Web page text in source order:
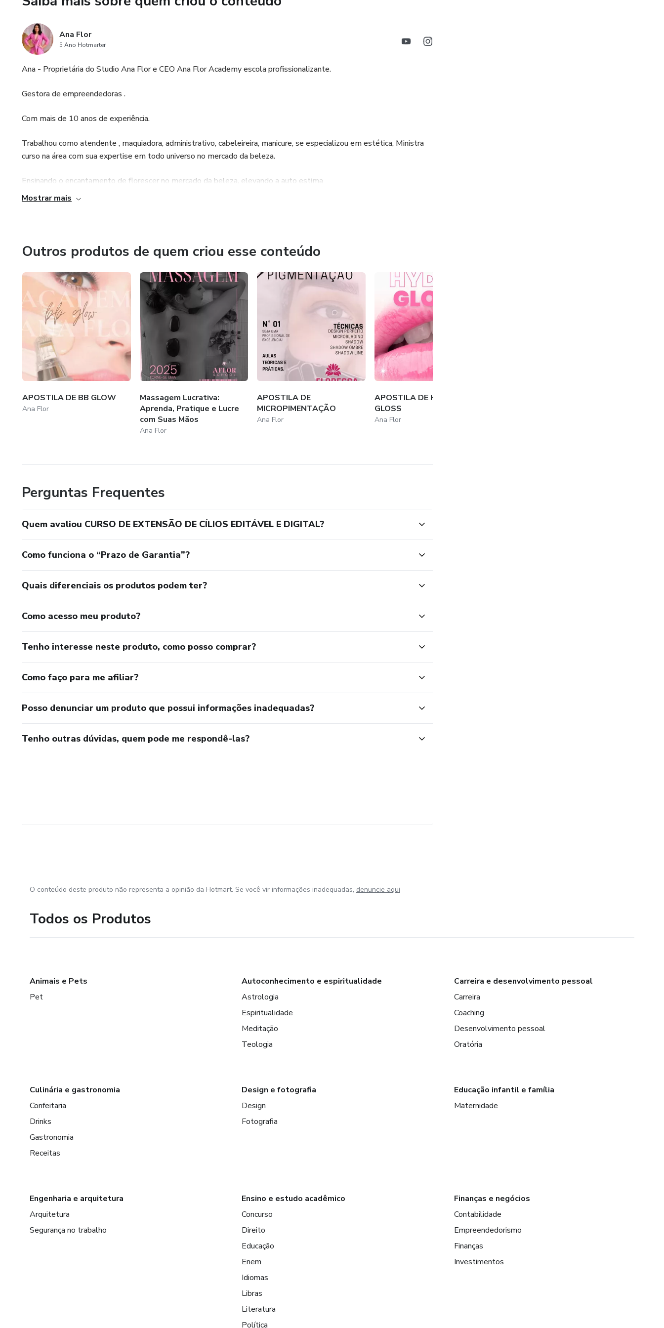
Ana Flor
5 Ano Hotmarter
Ana - Proprietária do Studio Ana Flor e CEO Ana Flor Academy escola profissionalizante.
Gestora de empreendedoras .
Com mais de 10 anos de experiência.
Trabalhou como atendente , maquiadora, administrativo, cabeleireira, manicure, se especializou em estética, Ministra
curso na área com sua expertise em todo universo no mercado da beleza.
Ensinando o encantamento de florescer no mercado da beleza, elevando a auto estima
Mostrar mais
Outros produtos de quem criou esse conteúdo
APOSTILA DE BB GLOW
Ana Flor
Massagem Lucrativa:
Aprenda, Pratique e Lucre
com Suas Mãos
Ana Flor
APOSTILA DE
MICROPIMENTAÇÃO
Ana Flor
APOSTILA DE HYDRA
GLOSS
Ana Flor
Perguntas Frequentes
Quem avaliou CURSO DE EXTENSÃO DE CÍLIOS EDITÁVEL E DIGITAL?
Como funciona o “Prazo de Garantia”?
Quais diferenciais os produtos podem ter?
Como acesso meu produto?
Tenho interesse neste produto, como posso comprar?
Como faço para me afiliar?
Posso denunciar um produto que possui informações inadequadas?
Tenho outras dúvidas, quem pode me respondê-las?
O conteúdo deste produto não representa a opinião da Hotmart. Se você vir informações inadequadas, denuncie aqui
Todos os Produtos
Animais e Pets
Pet
Autoconhecimento e espiritualidade
Astrologia
Espiritualidade
Meditação
Teologia
Carreira e desenvolvimento pessoal
Carreira
Coaching
Desenvolvimento pessoal
Oratória
Culinária e gastronomia
Confeitaria
Drinks
Gastronomia
Receitas
Design e fotografia
Design
Fotografia
Educação infantil e família
Maternidade
Engenharia e arquitetura
Arquitetura
Segurança no trabalho
Ensino e estudo acadêmico
Concurso
Direito
Educação
Enem
Idiomas
Libras
Literatura
Política
Finanças e negócios
Contabilidade
Empreendedorismo
Finanças
Investimentos